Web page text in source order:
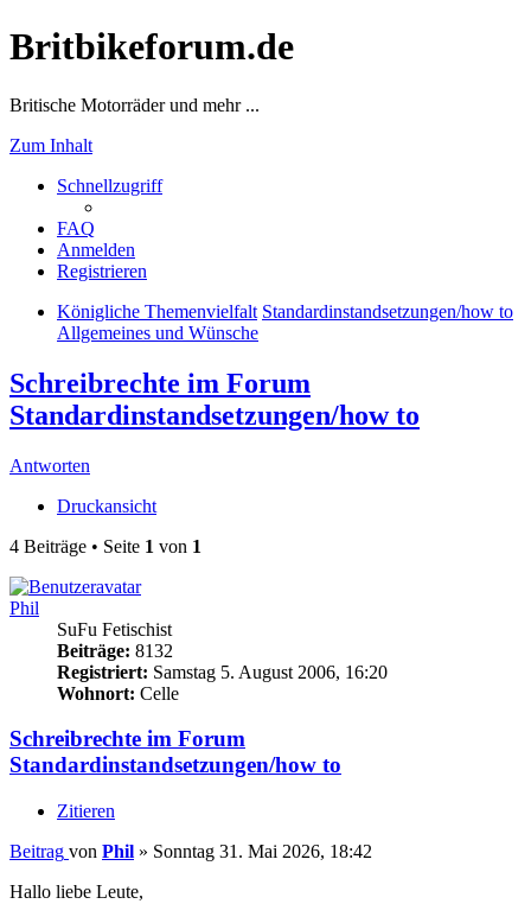
Britbikeforum.de
Britische Motorräder und mehr ...
Zum Inhalt
Schnellzugriff
FAQ
Anmelden
Registrieren
Königliche Themenvielfalt Standardinstandsetzungen/how to
Allgemeines und Wünsche
Schreibrechte im Forum
Standardinstandsetzungen/how to
Antworten
Druckansicht
4 Beiträge • Seite 1 von 1
Phil
SuFu Fetischist
Beiträge: 8132
Registriert: Samstag 5. August 2006, 16:20
Wohnort: Celle
Schreibrechte im Forum
Standardinstandsetzungen/how to
Zitieren
Beitrag von Phil » Sonntag 31. Mai 2026, 18:42
Hallo liebe Leute,